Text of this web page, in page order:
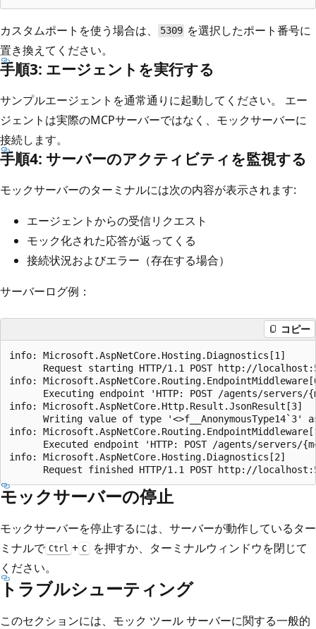
カスタムポートを使う場合は、 5309 を選択したポート番号に
置き換えてください。
手順3: エージェントを実行する
サンプルエージェントを通常通りに起動してください。 エー
ジェントは実際のMCPサーバーではなく、モックサーバーに
接続します。
手順4: サーバーのアクティビティを監視する
モックサーバーのターミナルには次の内容が表示されます:
エージェントからの受信リクエスト
モック化された応答が返ってくる
接続状況およびエラー（存在する場合）
サーバーログ例：
コピー
info: Microsoft.AspNetCore.Hosting.Diagnostics[1]
Request starting HTTP/1.1 POST http://
info:
Executing endpoint 'HTTP: POST /agents/servers/
info: Microsoft.AspNetCore.Http.Result.JsonResult[3]
Writing value of type '<>f__AnonymousType14`3'
info:
Executed endpoint 'HTTP: POST /agents/servers/
info: Microsoft.AspNetCore.Hosting.Diagnostics[2]
モックサーバーの停止
モックサーバーを停止するには、サーバーが動作しているター
ミナルで Ctrl + C
を押すか、ターミナルウィンドウを閉じて
ください。
トラブルシューティング​​
このセクションには、モック ツール サーバーに関する一般的